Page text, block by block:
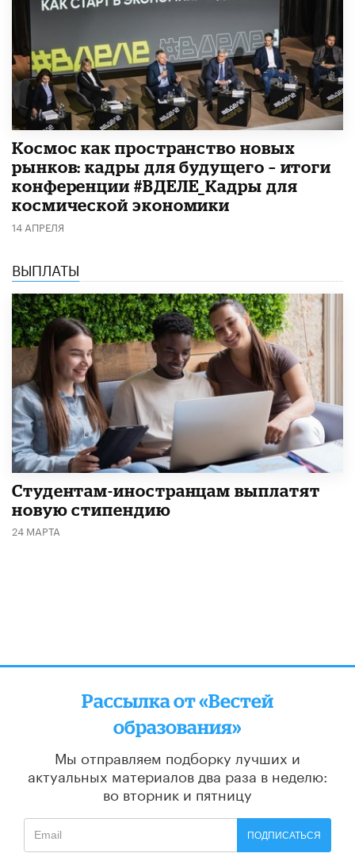
Космос как пространство новых
рынков: кадры для будущего – итоги
конференции #ВДЕЛЕ_Кадры для
космической экономики
14 АПРЕЛЯ
ВЫПЛАТЫ
Студентам-иностранцам выплатят
новую стипендию
24 МАРТА
Рассылка от «Вестей
образования»
Мы отправляем подборку лучших и
актуальных материалов два раза в неделю:
во вторник и пятницу
ПОДПИСАТЬСЯ